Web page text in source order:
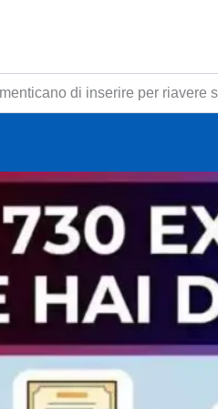
di inserire per riavere